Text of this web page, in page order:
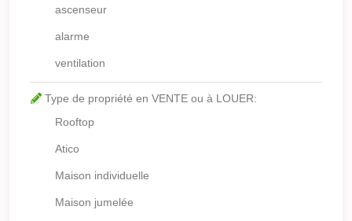
ascenseur
alarme
ventilation
Type de propriété en VENTE ou à LOUER:
Rooftop
Atico
Maison individuelle
Maison jumelée